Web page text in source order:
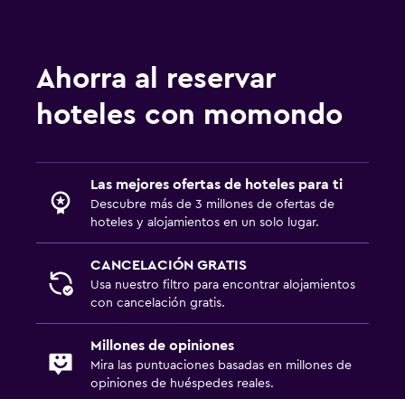
Ahorra al reservar
hoteles con momondo
Las mejores ofertas de hoteles para ti
Descubre más de 3 millones de ofertas de
hoteles y alojamientos en un solo lugar.
CANCELACIÓN GRATIS
Usa nuestro filtro para encontrar alojamientos
con cancelación gratis.
Millones de opiniones
Mira las puntuaciones basadas en millones de
opiniones de huéspedes reales.